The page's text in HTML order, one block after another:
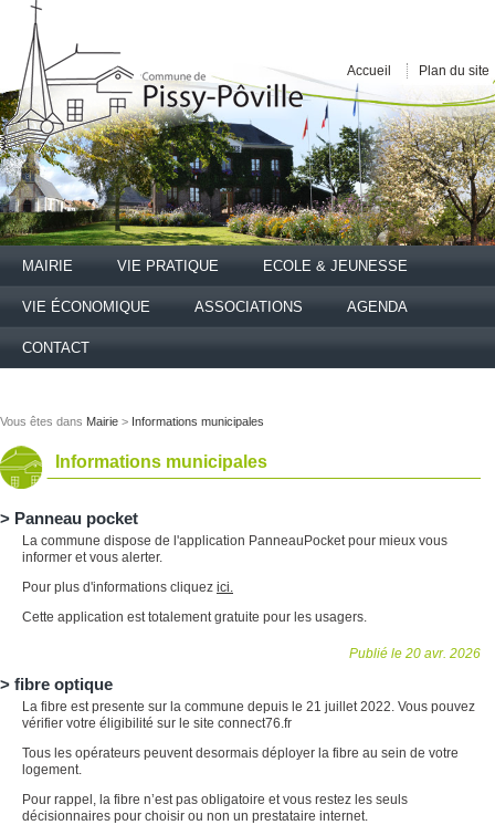
Accueil Plan du site
MAIRIE VIE PRATIQUE ECOLE & JEUNESSE
VIE ÉCONOMIQUE ASSOCIATIONS AGENDA
CONTACT
Vous êtes dans Mairie > Informations municipales
Informations municipales
Panneau pocket
Publié le 20 avr. 2026
La commune dispose de l'application PanneauPocket pour mieux vous
informer et vous alerter.
Pour plus d'informations cliquez ici.
Cette application est totalement gratuite pour les usagers.
fibre optique
La fibre est presente sur la commune depuis le 21 juillet 2022. Vous pouvez
vérifier votre éligibilité sur le site connect76.fr
Tous les opérateurs peuvent desormais déployer la fibre au sein de votre
logement.
Pour rappel, la fibre n’est pas obligatoire et vous restez les seuls
décisionnaires pour choisir ou non un prestataire internet.